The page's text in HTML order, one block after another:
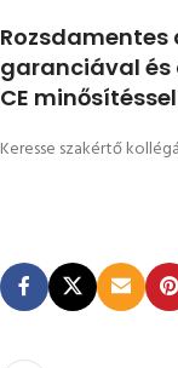
Rozsdamentes
garanciával és
CE
Keresse szakértő